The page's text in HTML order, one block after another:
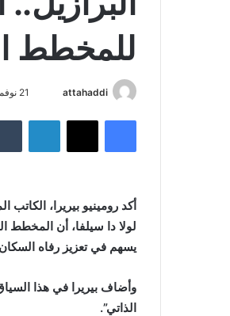
للمخطط
attahaddi 21 نوفمبر 2024
فيسبوك X
أكد رومينيو بيريرا،
لولا دا سيلفا، أن المخطط
يسهم في تعزيز رفاه السكان
وأضاف بيريرا في هذا
الذاتي”.